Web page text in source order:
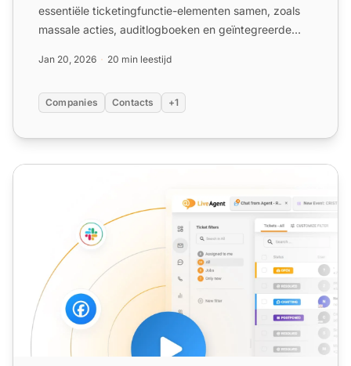
essentiële ticketingfunctie-elementen samen, zoals
massale acties, auditlogboeken en geïntegreerde
Jan 20, 2026 20 min leestijd
Companies Contacts +1
Ticketbeheer